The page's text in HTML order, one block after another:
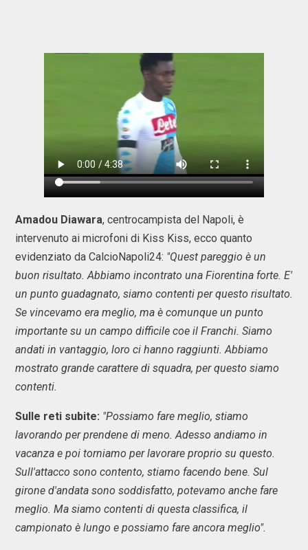
Amadou Diawara, centrocampista del Napoli, è
intervenuto ai microfoni di Kiss Kiss, ecco quanto
evidenziato da CalcioNapoli24: "Quest pareggio è un
buon risultato. Abbiamo incontrato una Fiorentina forte. E'
un punto guadagnato, siamo contenti per questo risultato.
Se vincevamo era meglio, ma è comunque un punto
importante su un campo difficile coe il Franchi. Siamo
andati in vantaggio, loro ci hanno raggiunti. Abbiamo
mostrato grande carattere di squadra, per questo siamo
contenti.
Sulle reti subite: "Possiamo fare meglio, stiamo
lavorando per prendene di meno. Adesso andiamo in
vacanza e poi torniamo per lavorare proprio su questo.
Sull'attacco sono contento, stiamo facendo bene. Sul
girone d'andata sono soddisfatto, potevamo anche fare
meglio. Ma siamo contenti di questa classifica, il
campionato è lungo e possiamo fare ancora meglio".